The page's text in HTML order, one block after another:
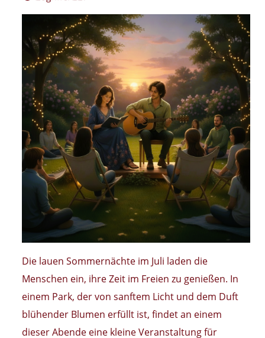
Die lauen Sommernächte im Juli laden die
Menschen ein, ihre Zeit im Freien zu genießen. In
einem Park, der von sanftem Licht und dem Duft
blühender Blumen erfüllt ist, findet an einem
dieser Abende eine kleine Veranstaltung für